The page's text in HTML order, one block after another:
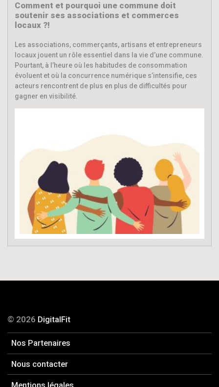
Comment et pourquoi une commune doit
soutenir ses associations et commerces
locaux ?!
Les associations, commerçants, artisans et entrepreneurs
locaux jouent un rôle essentiel dans la vie d’une commune.
Pourtant, à l’heure où les habitudes de consommation
évoluent et où la concurrence numérique s’intensifie, ces
acteurs rencontrent de plus en plus de difficultés pour
gagner en visibilité.
© 2026 DigitalFit
Nos Partenaires
Nous contacter
Mentions légales